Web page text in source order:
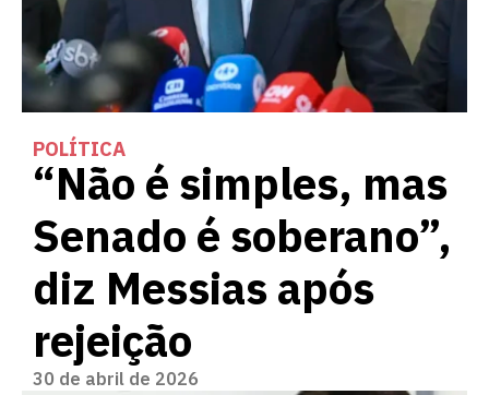
POLÍTICA
“Não é simples, mas
Senado é soberano”,
diz Messias após
rejeição
30 de abril de 2026